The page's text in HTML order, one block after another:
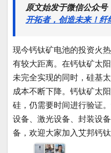
原文始发于微信公众号
开拓者，创造未来！
现今钙钛矿电池的投资火
有较大距离。在钙钛矿太
未完全实现的同时，硅基
成本不断下降。钙钛矿太
硅，仍需要时间进行验证
设备、激光设备、封装设
备，欢迎大家加入艾邦钙